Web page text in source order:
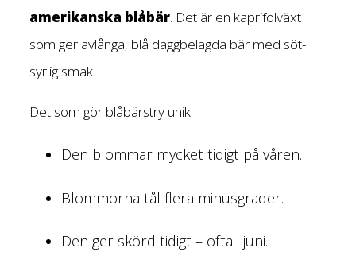
amerikanska blåbär. Det är en kaprifolväxt
som ger avlånga, blå daggbelagda bär med söt-
syrlig smak.
Det som gör blåbärstry unik:
Den blommar mycket tidigt på våren.
Blommorna tål flera minusgrader.
Den ger skörd tidigt – ofta i juni.